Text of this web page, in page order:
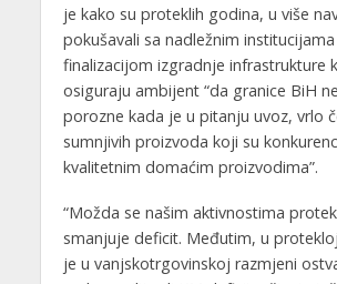
je kako su proteklih godina, u više
pokušavali sa nadležnim
finalizacijom izgradnje infrastrukture
osiguraju ambijent “da granice BiH
porozne kada je u pitanju uvoz, vrlo
sumnjivih proizvoda koji su
kvalitetnim domaćim proizvodima”.
“Možda se našim aktivnostima
smanjuje deficit. Međutim, u
je u vanjskotrgovinskoj razmjeni